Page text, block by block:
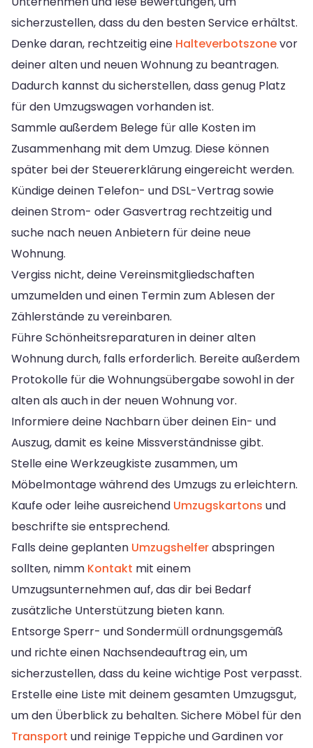
sicherzustellen, dass du den besten Service erhältst.
Denke daran, rechtzeitig eine Halteverbotszonevor
deiner alten und neuen Wohnung zu beantragen.
Dadurch kannst du sicherstellen, dass genug Platz
für den Umzugswagen vorhanden ist.
Sammle außerdem Belege für alle Kosten im
Zusammenhang mit dem Umzug. Diese können
später bei der Steuererklärung eingereicht werden.
Kündige deinen Telefon- und DSL-Vertrag sowie
deinen Strom- oder Gasvertrag rechtzeitig und
suche nach neuen Anbietern für deine neue
Wohnung.
Vergiss nicht, deine Vereinsmitgliedschaften
umzumelden und einen Termin zum Ablesen der
Zählerstände zu vereinbaren.
Führe Schönheitsreparaturen in deiner alten
Wohnung durch, falls erforderlich. Bereite außerdem
Protokolle für die Wohnungsübergabe sowohl in der
alten als auch in der neuen Wohnung vor.
Informiere deine Nachbarn über deinen Ein- und
Auszug, damit es keine Missverständnisse gibt.
Stelle eine Werkzeugkiste zusammen, um
Möbelmontage während des Umzugs zu erleichtern.
Kaufe oder leihe ausreichend Umzugskartons und
beschrifte sie entsprechend.
Falls deine geplanten Umzugshelferabspringen
sollten, nimm Kontakt mit einem
Umzugsunternehmen auf, das dir bei Bedarf
zusätzliche Unterstützung bieten kann.
Entsorge Sperr- und Sondermüll ordnungsgemäß
und richte einen Nachsendeauftrag ein, um
sicherzustellen, dass du keine wichtige Post verpasst.
Erstelle eine Liste mit deinem gesamten Umzugsgut,
um den Überblick zu behalten. Sichere Möbel für den
Transport und reinige Teppiche und Gardinen vor